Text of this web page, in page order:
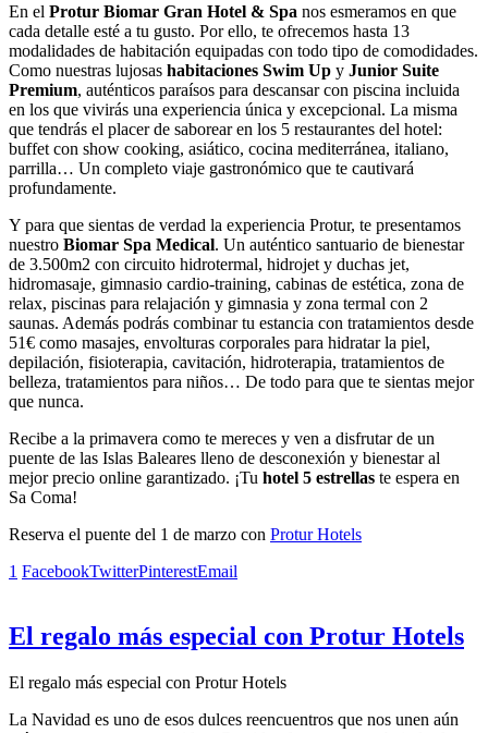
En el Protur Biomar Gran Hotel & Spa nos esmeramos en que
cada detalle esté a tu gusto. Por ello, te ofrecemos hasta 13
modalidades de habitación equipadas con todo tipo de comodidades.
Como nuestras lujosas habitaciones Swim Up y Junior Suite
Premium, auténticos paraísos para descansar con piscina incluida
en los que vivirás una experiencia única y excepcional. La misma
que tendrás el placer de saborear en los 5 restaurantes del hotel:
buffet con show cooking, asiático, cocina mediterránea, italiano,
parrilla… Un completo viaje gastronómico que te cautivará
profundamente.
Y para que sientas de verdad la experiencia Protur, te presentamos
nuestro Biomar Spa Medical. Un auténtico santuario de bienestar
de 3.500m2 con circuito hidrotermal, hidrojet y duchas jet,
hidromasaje, gimnasio cardio-training, cabinas de estética, zona de
relax, piscinas para relajación y gimnasia y zona termal con 2
saunas. Además podrás combinar tu estancia con tratamientos desde
51€ como masajes, envolturas corporales para hidratar la piel,
depilación, fisioterapia, cavitación, hidroterapia, tratamientos de
belleza, tratamientos para niños… De todo para que te sientas mejor
que nunca.
Recibe a la primavera como te mereces y ven a disfrutar de un
puente de las Islas Baleares lleno de desconexión y bienestar al
mejor precio online garantizado. ¡Tu hotel 5 estrellas te espera en
Sa Coma!
Reserva el puente del 1 de marzo con Protur Hotels
1 FacebookTwitterPinterestEmail
El regalo más especial con Protur Hotels
El regalo más especial con Protur Hotels
La Navidad es uno de esos dulces reencuentros que nos unen aún